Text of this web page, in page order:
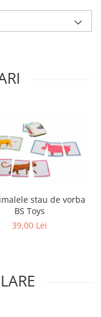
stau de vorba
BS Toys
39,00 Lei